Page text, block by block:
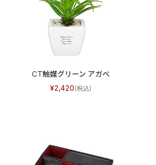
CT触媒グリーン アガベ
2,420